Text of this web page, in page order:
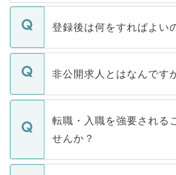
登録後は何をすればよい
ご登録いただきましたら、
登録内容を確認し、その後
ます。通常、5営業日以内
いただきますので、しばら
い。
非公開求人とはなんです
マイナビDOCTORで取り扱
うち約3割は、Webサイトか
けない「非公開求人」です
下記の理由によって、一般
ません。
転職・入職を強要される
せんか？
転職・入職を強要すること